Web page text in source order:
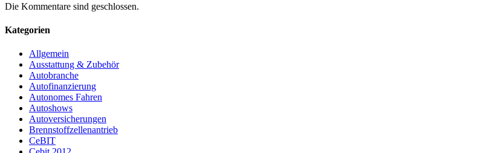
Die Kommentare sind geschlossen.
Kategorien
Allgemein
Ausstattung & Zubehör
Autobranche
Autofinanzierung
Autonomes Fahren
Autoshows
Autoversicherungen
Brennstoffzellenantrieb
CeBIT